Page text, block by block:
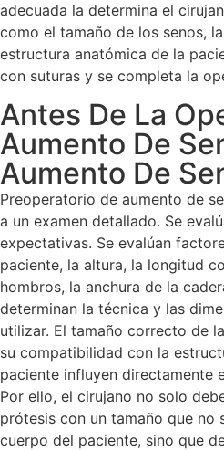
adecuada la determina el
como el tamaño de los senos,
estructura anatómica de la
con suturas y se completa la
Antes De La
Aumento De
Aumento De
Preoperatorio de aumento de
a un examen detallado. Se
expectativas. Se evalúan
paciente, la altura, la longitud
hombros, la anchura de la
determinan la técnica y las
utilizar. El tamaño correcto de
su compatibilidad con la
paciente influyen directamente
Por ello, el cirujano no solo
prótesis con un tamaño que no
cuerpo del paciente, sino que